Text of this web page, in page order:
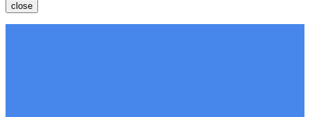
close